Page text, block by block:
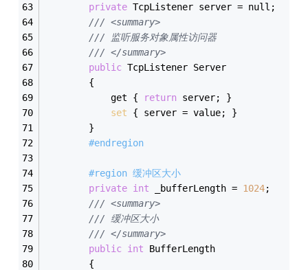
private TcpListener server = null;
/// <summary>
/// 监听服务对象属性访问器
/// </summary>
public TcpListener Server
        {
            get {
return server; }
set { server = value; }
        }
#endregion
#region 缓冲区大小
private int _bufferLength = 1024;
/// <summary>
/// 缓冲区大小
/// </summary>
public int BufferLength
        {